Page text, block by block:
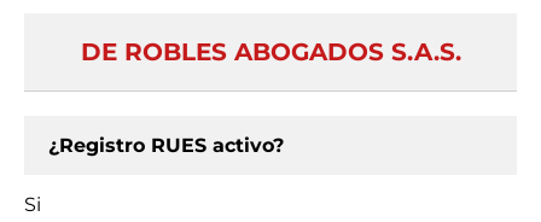
DE ROBLES ABOGADOS S.A.S.
¿Registro RUES activo?
Si